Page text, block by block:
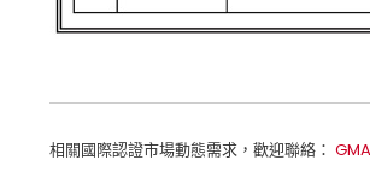
相關國際認證市場動態需求，歡迎聯絡：